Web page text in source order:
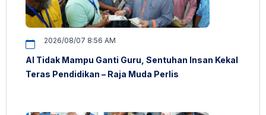
2026/08/07 8:56 AM
AI Tidak Mampu Ganti Guru, Sentuhan Insan Kekal
Teras Pendidikan – Raja Muda Perlis